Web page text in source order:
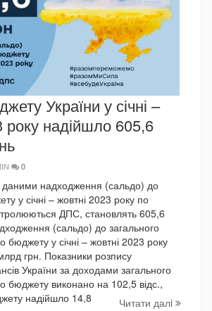
України у січні –
року надійшло 605,6
0
надходження (сальдо) до
у січні – жовтні 2023 року по
ДПС, становлять 605,6
(сальдо) до загального
у січні – жовтні 2023 року
грн. Показники розпису
України за доходами загального
бюджету виконано на 102,5 відс.,
надійшло 14,8
Читати далi